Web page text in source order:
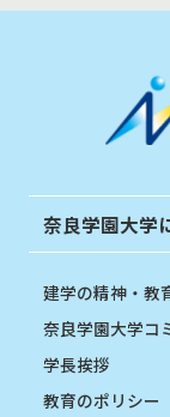
奈良学園大学
建学の精神・教
奈良学園大学コ
学長挨拶
教育のポリシー